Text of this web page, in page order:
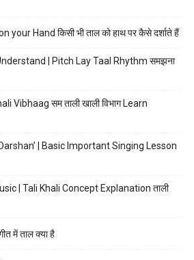
Hand किसी भी ताल को हाथ पर कैसे दर्शाते हैं
| Pitch Lay Taal Rhythm समझना
Vibhaag सम ताली खाली विभाग Learn
| Basic Important Singing Lesson
| Tali Khali Concept Explanation ताली
में ताल क्या है